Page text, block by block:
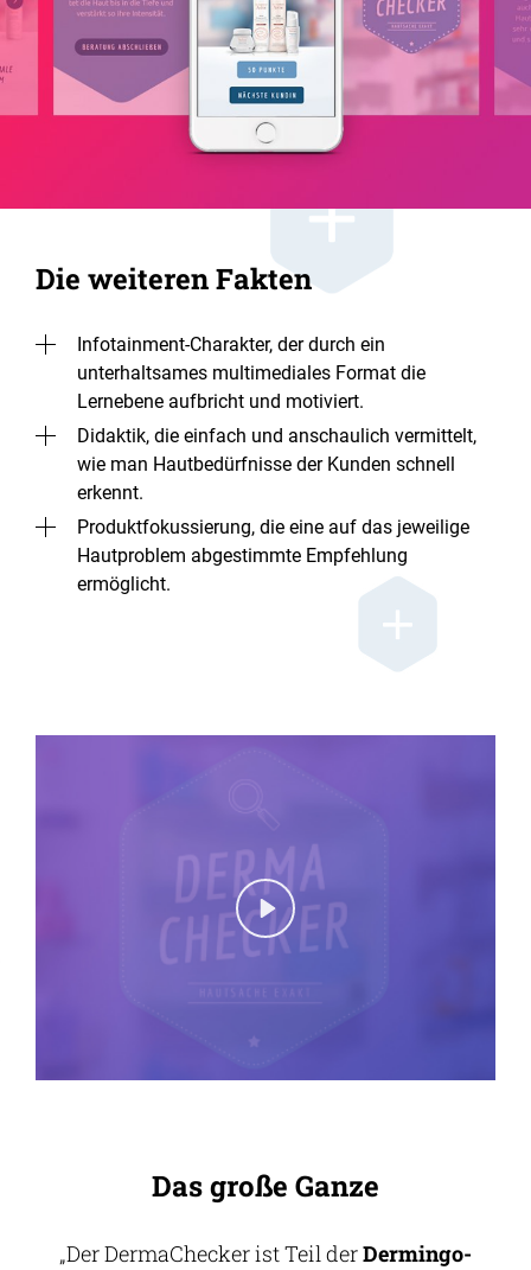
Die weiteren Fakten
Infotainment-Charakter, der durch ein
unterhaltsames multimediales Format die
Lernebene aufbricht und motiviert.
Didaktik, die einfach und anschaulich vermittelt,
wie man Hautbedürfnisse der Kunden schnell
erkennt.
Produktfokussierung, die eine auf das jeweilige
Hautproblem abgestimmte Empfehlung
ermöglicht.
Play
Das große Ganze
Der DermaChecker ist Teil derDermingo-